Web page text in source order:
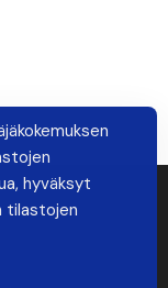
hyväksyt
tilastojen